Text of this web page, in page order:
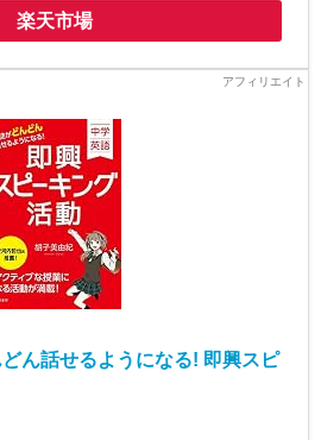
楽天市場
ん話せるようになる! 即興スピ